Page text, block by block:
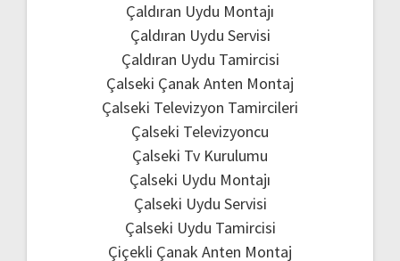
Çaldıran Uydu Montajı
Çaldıran Uydu Servisi
Çaldıran Uydu Tamircisi
Çalseki Çanak Anten Montaj
Çalseki Televizyon Tamircileri
Çalseki Televizyoncu
Çalseki Tv Kurulumu
Çalseki Uydu Montajı
Çalseki Uydu Servisi
Çalseki Uydu Tamircisi
Çiçekli Çanak Anten Montaj